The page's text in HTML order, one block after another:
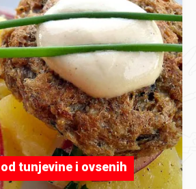
tunjevine i ovsenih